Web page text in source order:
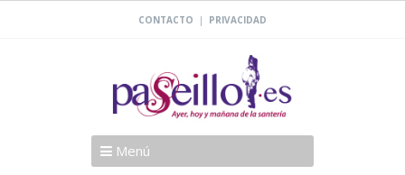
CONTACTO | PRIVACIDAD
Menú